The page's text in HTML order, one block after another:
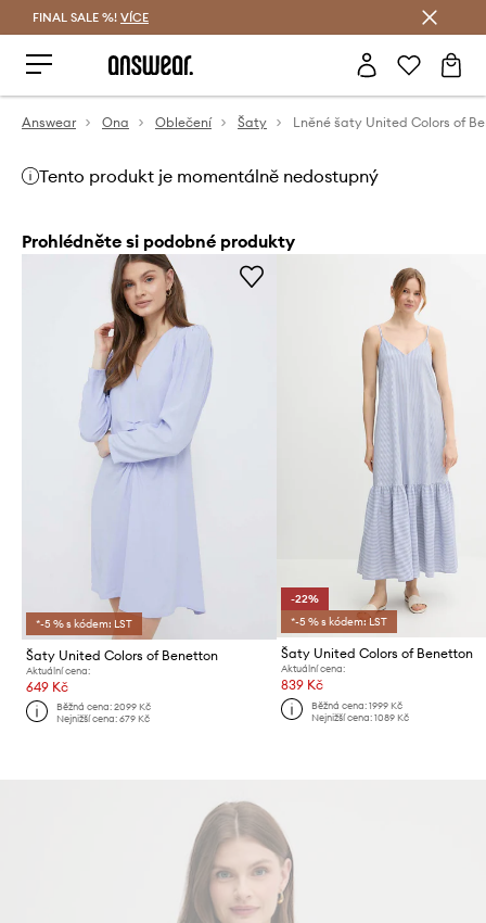
FINAL SALE %! VÍCE
Answear Ona Oblečení Šaty
Tento produkt je momentálně nedostupný
Prohlédněte si podobné produkty
*-5 % s kódem: LST
Šaty United Colors of Benetton
Aktuální cena:
649 Kč
Běžná cena:2099 Kč
Nejnižší cena:679 Kč
-22%
*-5 % s kódem: LST
Šaty United Colors of Benetton
Aktuální cena:
839 Kč
Běžná cena: 1999 Kč
Nejnižší cena: 1089 Kč